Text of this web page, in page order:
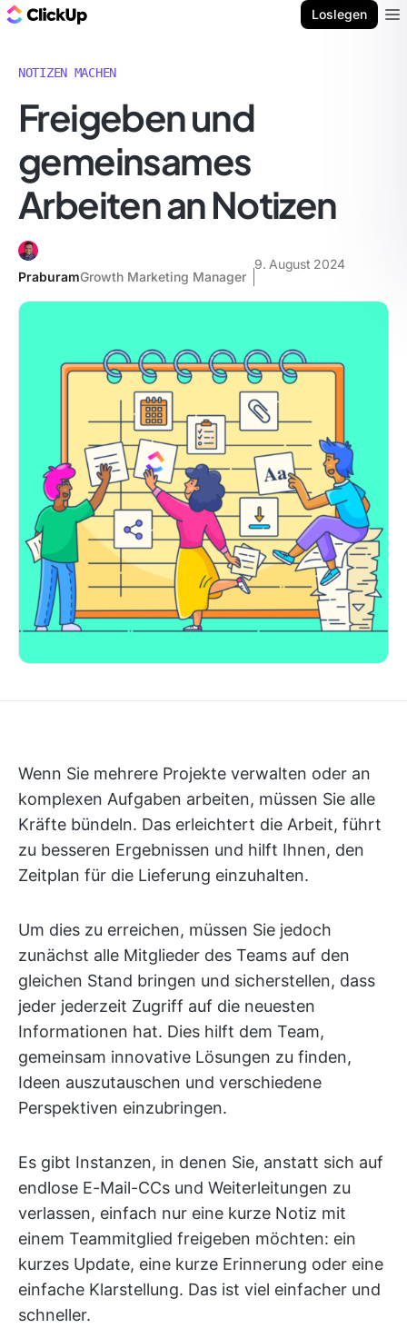
Loslegen
NOTIZEN MACHEN
Freigeben und
gemeinsames
Arbeiten an Notizen
PraburamGrowth Marketing Manager
9. August 2024
Wenn Sie mehrere Projekte verwalten oder an
komplexen Aufgaben arbeiten, müssen Sie alle
Kräfte bündeln. Das erleichtert die Arbeit, führt
zu besseren Ergebnissen und hilft Ihnen, den
Zeitplan für die Lieferung einzuhalten.
Um dies zu erreichen, müssen Sie jedoch
zunächst alle Mitglieder des Teams auf den
gleichen Stand bringen und sicherstellen, dass
jeder jederzeit Zugriff auf die neuesten
Informationen hat. Dies hilft dem Team,
gemeinsam innovative Lösungen zu finden,
Ideen auszutauschen und verschiedene
Perspektiven einzubringen.
Es gibt Instanzen, in denen Sie, anstatt sich auf
endlose E-Mail-CCs und Weiterleitungen zu
verlassen, einfach nur eine kurze Notiz mit
einem Teammitglied freigeben möchten: ein
kurzes Update, eine kurze Erinnerung oder eine
einfache Klarstellung. Das ist viel einfacher und
schneller.